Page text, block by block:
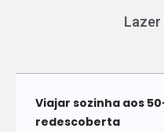
Lazer
Viajar sozinha aos
redescoberta